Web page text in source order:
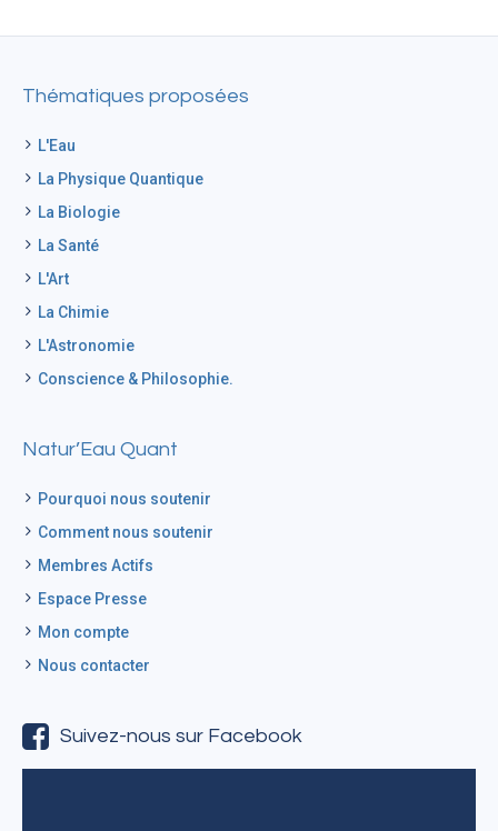
Thématiques proposées
L'Eau
La Physique Quantique
La Biologie
La Santé
L'Art
La Chimie
L'Astronomie
Conscience & Philosophie.
Natur’Eau Quant
Pourquoi nous soutenir
Comment nous soutenir
Membres Actifs
Espace Presse
Mon compte
Nous contacter
Suivez-nous sur Facebook